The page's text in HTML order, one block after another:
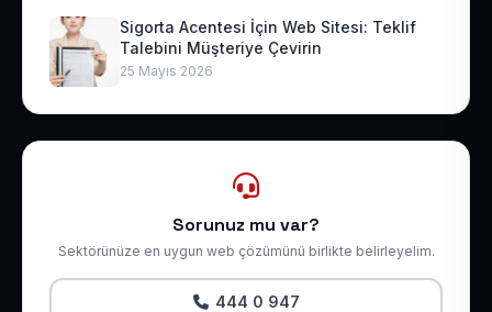
Sigorta Acentesi İçin Web Sitesi: Teklif
Talebini Müşteriye Çevirin
25 Mayıs 2026
Sorunuz mu var?
Sektörünüze en uygun web çözümünü birlikte belirleyelim.
444 0 947